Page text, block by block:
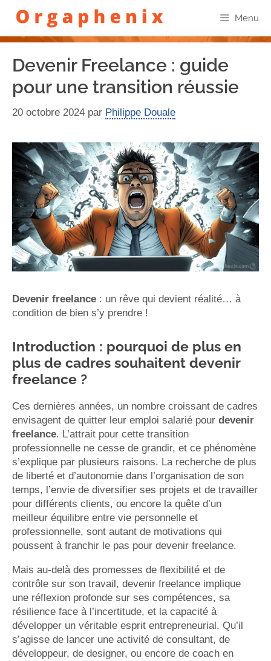
Menu
Devenir Freelance : guide
pour une transition réussie
20 octobre 2024 par Philippe Douale
Devenir freelance : un rêve qui devient réalité… à
condition de bien s’y prendre !
Introduction : pourquoi de plus en
plus de cadres souhaitent devenir
freelance ?
Ces dernières années, un nombre croissant de cadres
envisagent de quitter leur emploi salarié pour devenir
freelance. L’attrait pour cette transition
professionnelle ne cesse de grandir, et ce phénomène
s’explique par plusieurs raisons. La recherche de plus
de liberté et d’autonomie dans l’organisation de son
temps, l’envie de diversifier ses projets et de travailler
pour différents clients, ou encore la quête d’un
meilleur équilibre entre vie personnelle et
professionnelle, sont autant de motivations qui
poussent à franchir le pas pour devenir freelance.
Mais au-delà des promesses de flexibilité et de
contrôle sur son travail, devenir freelance implique
une réflexion profonde sur ses compétences, sa
résilience face à l’incertitude, et la capacité à
développer un véritable esprit entrepreneurial. Qu’il
s’agisse de lancer une activité de consultant, de
développeur, de designer, ou encore de coach en